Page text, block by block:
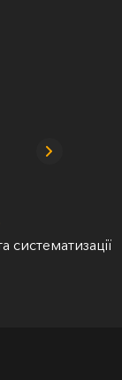
систематизації